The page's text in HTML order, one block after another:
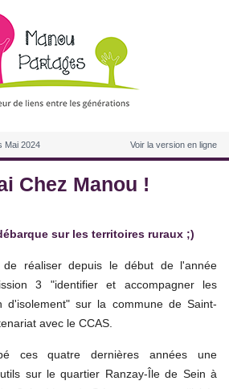
Mai 2024 Voir la version en ligne
Chez Manou !
sur les territoires ruraux ;)
réaliser depuis le début de l'année
3 "identifier et accompagner les
d'isolement" sur la commune de Saint-
avec le CCAS.
ces quatre dernières années une
sur le quartier Ranzay-Île de Sein à